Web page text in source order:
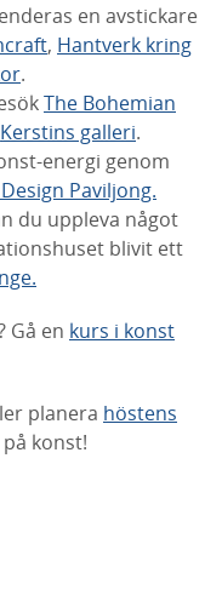
en avstickare
, Hantverk kring
.
The Bohemian
Kerstins galleri.
energi genom
Paviljong.
du uppleva något
blivit ett
Gå en kurs i konst
planera höstens
konst!